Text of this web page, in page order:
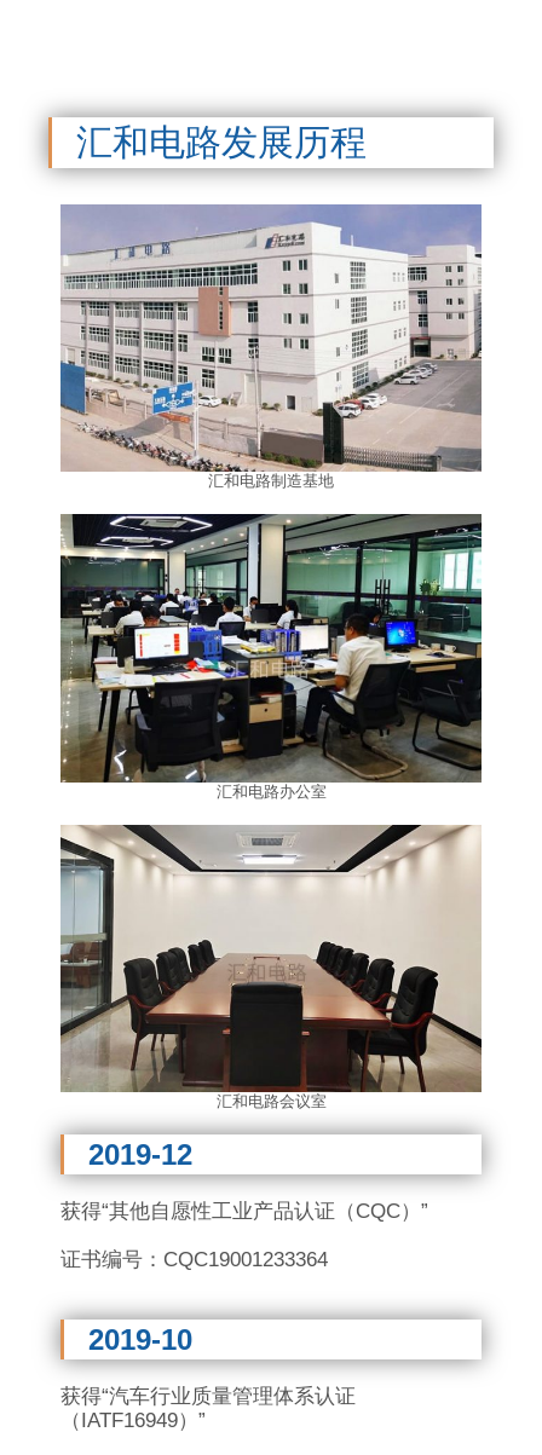
汇和电路发展历程
汇和电路制造基地
汇和电路办公室
汇和电路会议室
2019-12
获得“其他自愿性工业产品认证（CQC）”
证书编号：CQC19001233364
2019-10
获得“汽车行业质量管理体系认证
（IATF16949） ”